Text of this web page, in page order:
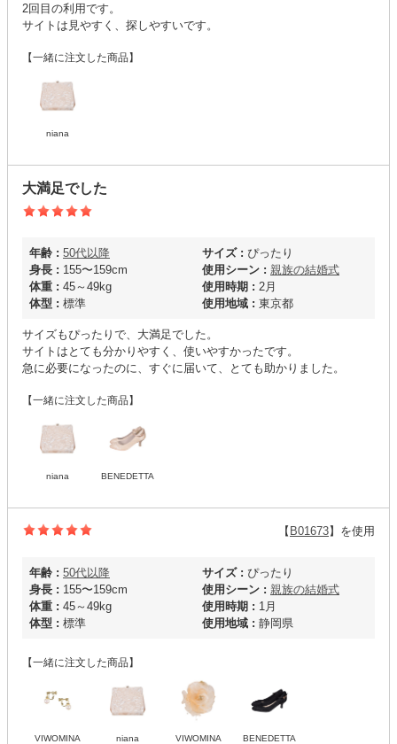
2回目の利用です。
サイトは見やすく、探しやすいです。
【一緒に注文した商品】
niana
大満足でした
年齢 : 50代以降
身長 : 155〜159cm
体重 : 45～49kg
体型 : 標準
サイズ : ぴったり
使用シーン : 親族の結婚式
使用時期 : 2月
使用地域 : 東京都
サイズもぴったりで、大満足でした。
サイトはとても分かりやすく、使いやすかったです。
急に必要になったのに、すぐに届いて、とても助かりました。
【一緒に注文した商品】
niana BENEDETTA
【 B01673】を使用
年齢 : 50代以降
身長 : 155〜159cm
体重 : 45～49kg
体型 : 標準
サイズ : ぴったり
使用シーン : 親族の結婚式
使用時期 : 1月
使用地域 : 静岡県
【一緒に注文した商品】
VIWOMINA niana VIWOMINA BENEDETTA